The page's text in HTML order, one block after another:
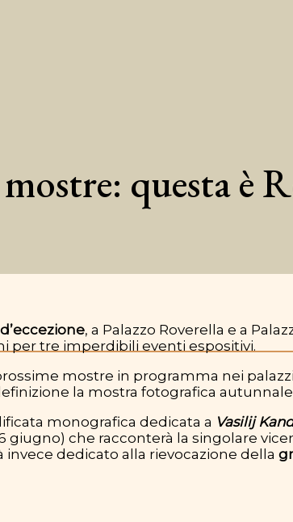
questa è
, a Palazzo Roverella e a
per tre imperdibili eventi espositivi.
mostre in programma nei
la mostra fotografica autunnale
monografica dedicata a Vasilij
giugno) che racconterà la singolare
invece dedicato alla rievocazione della